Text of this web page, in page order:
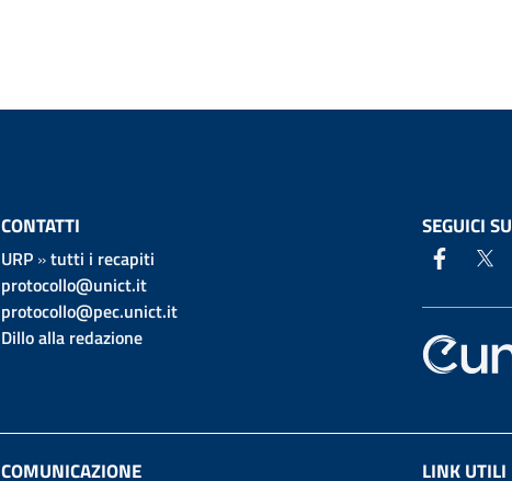
CONTATTI
URP»tutti i recapiti
protocollo@unict.it
protocollo@pec.unict.it
Dillo alla redazione
SEGUICI SU
COMUNICAZIONE LINK UTILI